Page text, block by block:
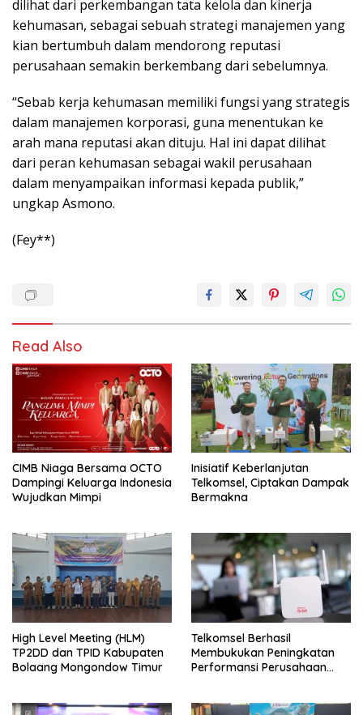
dilihat dari perkembangan tata kelola dan kinerja
kehumasan, sebagai sebuah strategi manajemen yang
kian bertumbuh dalam mendorong reputasi
perusahaan semakin berkembang dari sebelumnya.
“Sebab kerja kehumasan memiliki fungsi yang strategis
dalam manajemen korporasi, guna menentukan ke
arah mana reputasi akan dituju. Hal ini dapat dilihat
dari peran kehumasan sebagai wakil perusahaan
dalam menyampaikan informasi kepada publik,”
ungkap Asmono.
(Fey**)
Read Also
CIMB Niaga Bersama OCTO
Dampingi Keluarga Indonesia
Wujudkan Mimpi
Inisiatif Keberlanjutan
Telkomsel, Ciptakan Dampak
Bermakna
High Level Meeting (HLM)
TP2DD dan TPID Kabupaten
Bolaang Mongondow Timur
Telkomsel Berhasil
Membukukan Peningkatan
Performansi Perusahaan